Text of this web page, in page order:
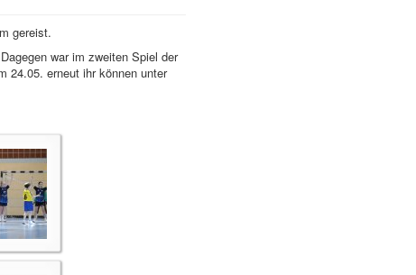
gereist.
war im zweiten Spiel der
24.05. erneut ihr können unter